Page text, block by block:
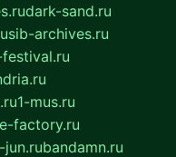
dark-sand.ru
sib-archives.ru
1-mus.ru
factory.ru
jun.rubandamn.ru